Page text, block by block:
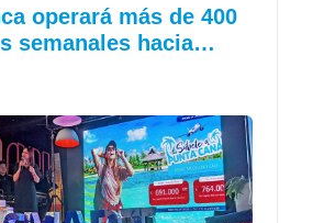
operará más de 400
semanales hacia…